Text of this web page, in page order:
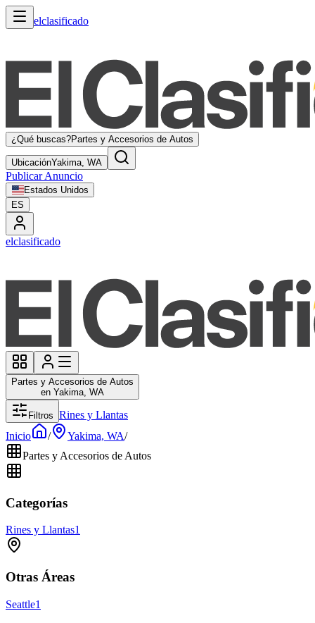
elclasificado
¿Qué buscas?Partes y Accesorios de Autos
UbicaciónYakima, WA
Publicar Anuncio
Estados Unidos
ES
elclasificado
Partes y Accesorios de Autos
en Yakima, WA
Filtros Rines y Llantas
Inicio
/ Yakima, WA/
Partes y Accesorios de Autos
Categorías
Rines y Llantas1
Otras Áreas
Seattle1